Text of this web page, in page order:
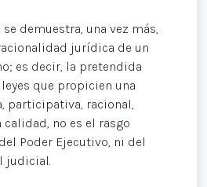
se demuestra, una vez más,
jurídica de un
es decir, la pretendida
que propicien una
participativa, racional,
calidad, no es el rasgo
Poder Ejecutivo, ni del
judicial.